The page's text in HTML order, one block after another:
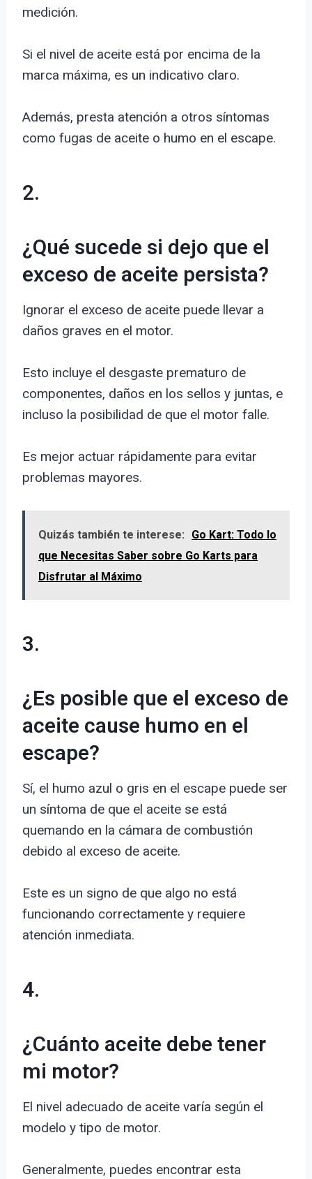
medición.
Si el nivel de aceite está por encima de la
marca máxima, es un indicativo claro.
Además, presta atención a otros síntomas
como fugas de aceite o humo en el escape.
2.
¿Qué sucede si dejo que el
exceso de aceite persista?
Ignorar el exceso de aceite puede llevar a
daños graves en el motor.
Esto incluye el desgaste prematuro de
componentes, daños en los sellos y juntas, e
incluso la posibilidad de que el motor falle.
Es mejor actuar rápidamente para evitar
problemas mayores.
Quizás también te interese:
Go Kart: Todo lo
que Necesitas Saber sobre Go Karts para
Disfrutar al Máximo
3.
¿Es posible que el exceso de
aceite cause humo en el
escape?
Sí, el humo azul o gris en el escape puede ser
un síntoma de que el aceite se está
quemando en la cámara de combustión
debido al exceso de aceite.
Este es un signo de que algo no está
funcionando correctamente y requiere
atención inmediata.
4.
¿Cuánto aceite debe tener
mi motor?
El nivel adecuado de aceite varía según el
modelo y tipo de motor.
Generalmente, puedes encontrar esta